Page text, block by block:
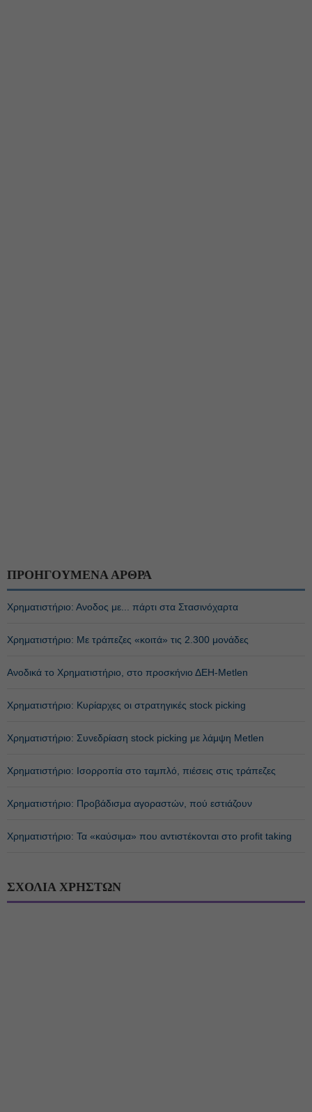
ΠΡΟΗΓΟΥΜΕΝΑ ΑΡΘΡΑ
Χρηματιστήριο: Ανοδος με... πάρτι στα Στασινόχαρτα
Χρηματιστήριο: Με τράπεζες «κοιτά» τις 2.300 μονάδες
Ανοδικά το Χρηματιστήριο, στο προσκήνιο ΔΕΗ-Metlen
Χρηματιστήριο: Κυρίαρχες οι στρατηγικές stock picking
Χρηματιστήριο: Συνεδρίαση stock picking με λάμψη Metlen
Χρηματιστήριο: Ισορροπία στο ταμπλό, πιέσεις στις τράπεζες
Χρηματιστήριο: Προβάδισμα αγοραστών, πού εστιάζουν
Χρηματιστήριο: Τα «καύσιμα» που αντιστέκονται στο profit taking
ΣΧΟΛΙΑ ΧΡΗΣΤΩΝ